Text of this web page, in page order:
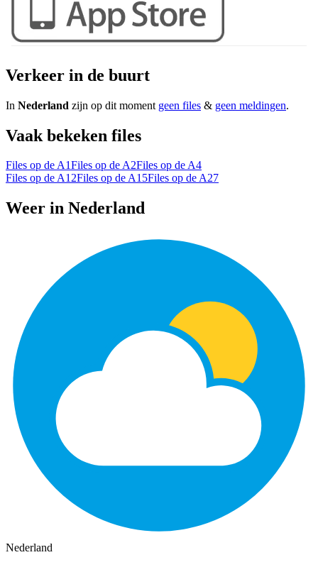
Verkeer in de buurt
In Nederland zijn op dit moment geen files & geen meldingen.
Vaak bekeken files
Files op de A1Files op de A2Files op de A4
Files op de A12Files op de A15Files op de A27
Weer in Nederland
Nederland